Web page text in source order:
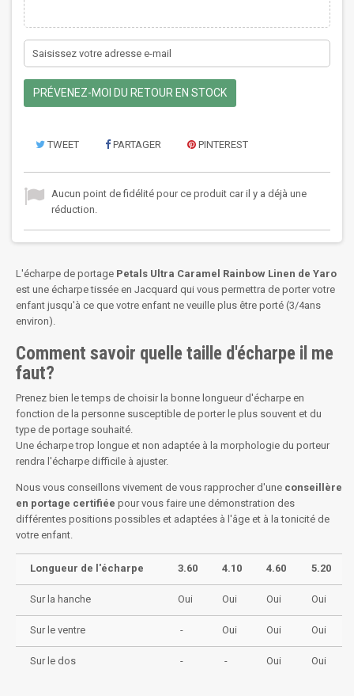
PRÉVENEZ-MOI DU RETOUR EN STOCK
TWEET PARTAGER PINTEREST
Aucun point de fidélité pour ce produit car il y a déjà une
réduction.
L'écharpe de portage Petals Ultra Caramel Rainbow Linen de Yaro
est une écharpe tissée en Jacquard qui vous permettra de porter votre
enfant jusqu'à ce que votre enfant ne veuille plus être porté (3/4ans
environ).
Comment savoir quelle taille d'écharpe il me
faut?
Prenez bien le temps de choisir la bonne longueur d'écharpe en
fonction de la personne susceptible de porter le plus souvent et du
type de portage souhaité.
Une écharpe trop longue et non adaptée à la morphologie du porteur
rendra l'écharpe difficile à ajuster.
Nous vous conseillons vivement de vous rapprocher d'une conseillère
en portage certifiée pour vous faire une démonstration des
différentes positions possibles et adaptées à l'âge et à la tonicité de
votre enfant.
Longueur de l'écharpe 3.60 4.10 4.60 5.20
Sur la hanche Oui Oui Oui Oui
Sur le ventre - Oui Oui Oui
Sur le dos - - Oui Oui